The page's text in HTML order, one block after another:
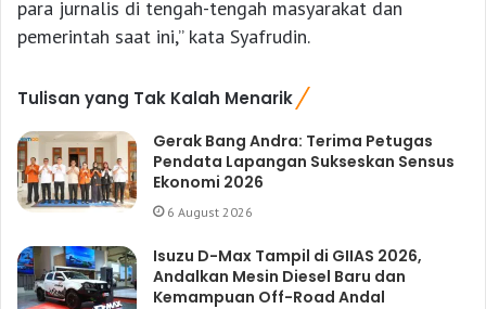
para jurnalis di tengah-tengah masyarakat dan
pemerintah saat ini,” kata Syafrudin.
Tulisan yang Tak Kalah Menarik
Gerak Bang Andra: Terima Petugas
Pendata Lapangan Sukseskan Sensus
Ekonomi 2026
6 August 2026
Isuzu D-Max Tampil di GIIAS 2026,
Andalkan Mesin Diesel Baru dan
Kemampuan Off-Road Andal